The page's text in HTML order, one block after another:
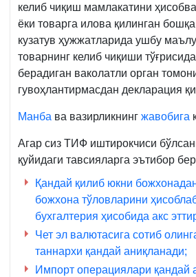
келиб чиқиш мамлакатини
ёки товарга илова қилинган
кузатув ҳужжатларида ушбу
товарнинг келиб чиқиши
берадиган ваколатли орган
гувоҳлантирмасдан декларация
Манба ва вазирликнинг жавобига
Агар сиз ТИФ иштирокчиси
қуйидаги тавсияларга эътибор
Қандай қилиб юкни
божхона тўловларини
бухгалтерия ҳисобида акс
Чет эл валютасига сотиб
таннархи қандай аниқланади;
Импорт операциялари қандай